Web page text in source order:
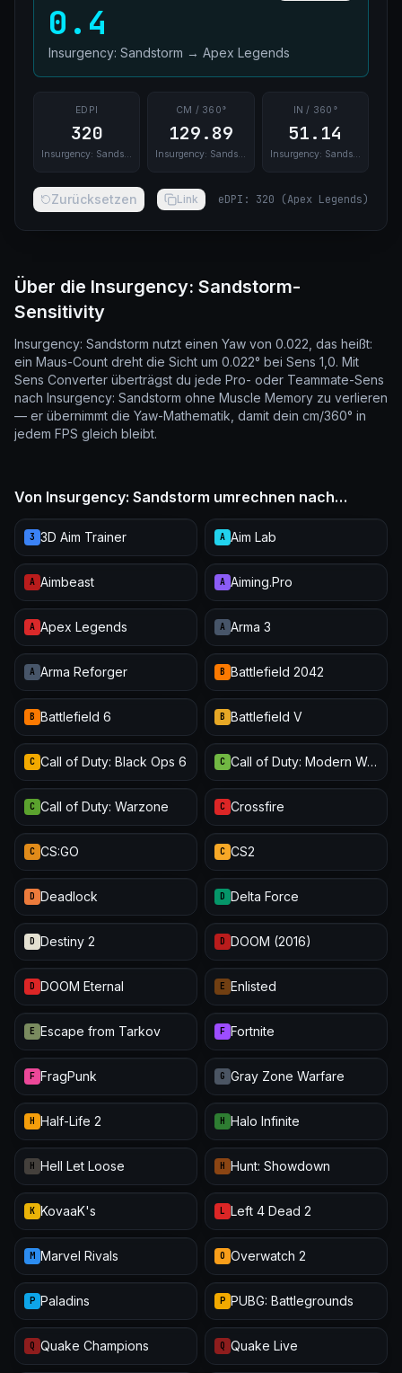
0.4
Insurgency: Sandstorm → Apex Legends
EDPI
320
Insurgency: Sandstorm
CM / 360°
129.89
Insurgency: Sandstorm
IN / 360°
51.14
Insurgency: Sandstorm
Zurücksetzen Link eDPI : 320 (Apex Legends)
Über die Insurgency: Sandstorm-
Sensitivity
Insurgency: Sandstorm nutzt einen Yaw von 0.022, das heißt:
ein Maus-Count dreht die Sicht um 0.022° bei Sens 1,0. Mit
Sens Converter überträgst du jede Pro- oder Teammate-Sens
nach Insurgency: Sandstorm ohne Muscle Memory zu verlieren
— er übernimmt die Yaw-Mathematik, damit dein cm/360° in
jedem FPS gleich bleibt.
Von Insurgency: Sandstorm umrechnen nach…
3 3D Aim Trainer A Aim Lab
A Aimbeast A Aiming.Pro
A Apex Legends A Arma 3
A Arma Reforger B Battlefield 2042
B Battlefield 6 B Battlefield V
C Call of Duty: Black Ops 6 C Call of Duty: Modern Warfare III
C Call of Duty: Warzone C Crossfire
C CS:GO C CS2
D Deadlock D Delta Force
D Destiny 2 D DOOM (2016)
D DOOM Eternal E Enlisted
E Escape from Tarkov F Fortnite
F FragPunk G Gray Zone Warfare
H Half-Life 2 H Halo Infinite
H Hell Let Loose H Hunt: Showdown
K KovaaK's L Left 4 Dead 2
M Marvel Rivals O Overwatch 2
P Paladins P PUBG: Battlegrounds
Q Quake Champions Q Quake Live